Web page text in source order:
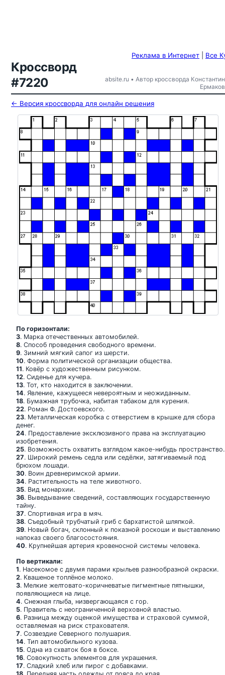
Реклама в Интернет Все
Кроссворд
#7220
absite.ru • Автор кроссворда Константин
Ермаков
← Версия кроссворда для онлайн решения
По горизонтали:
3. Марка отечественных автомобилей.
8. Способ проведения свободного времени.
9. Зимний мягкий сапог из шерсти.
10. Форма политической организации общества.
11. Ковёр с художественным рисунком.
12. Сиденье для кучера.
13. Тот, кто находится в заключении.
14. Явление, кажущееся невероятным и неожиданным.
18. Бумажная трубочка, набитая табаком для курения.
22. Роман Ф. Достоевского.
23. Металлическая коробка с отверстием в крышке для сбора
денег.
24. Предоставление эксклюзивного права на эксплуатацию
изобретения.
25. Возможность охватить взглядом какое-нибудь пространство.
27. Широкий ремень седла или седёлки, затягиваемый под
брюхом лошади.
30. Воин древнеримской армии.
34. Растительность на теле животного.
35. Вид монархии.
36. Выведывание сведений, составляющих государственную
тайну.
37. Спортивная игра в мяч.
38. Съедобный трубчатый гриб с бархатистой шляпкой.
39. Новый богач, склонный к показной роскоши и выставлению
напоказ своего благосостояния.
40. Крупнейшая артерия кровеносной системы человека.
По вертикали:
1. Насекомое с двумя парами крыльев разнообразной окраски.
2. Квашеное топлёное молоко.
3. Мелкие желтовато-коричневатые пигментные пятнышки,
появляющиеся на лице.
4. Снежная глыба, низвергающаяся с гор.
5. Правитель с неограниченной верховной властью.
6. Разница между оценкой имущества и страховой суммой,
оставляемая на риск страхователя.
7. Созвездие Северного полушария.
14. Тип автомобильного кузова.
15. Одна из схваток боя в боксе.
16. Совокупность элементов для украшения.
17. Сладкий хлеб или пирог с добавками.